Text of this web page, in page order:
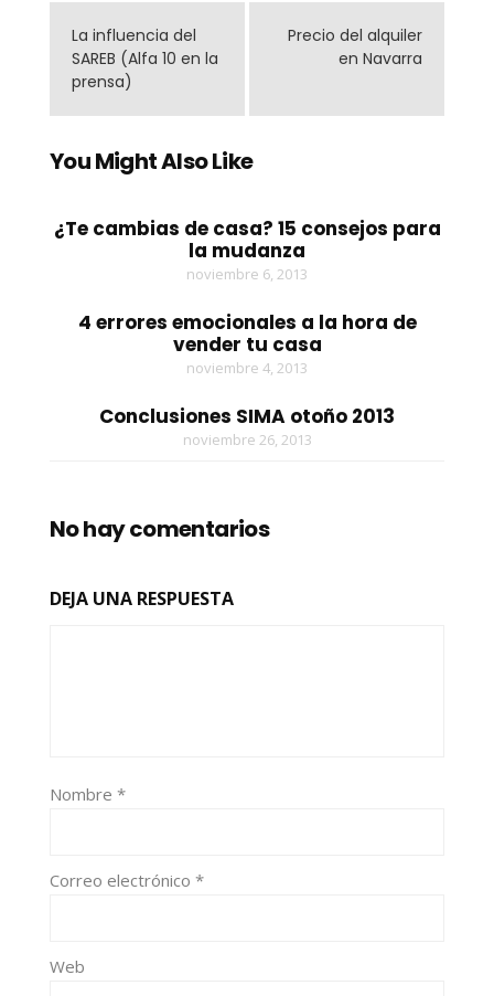
La influencia del
SAREB (Alfa 10 en la
prensa)
Precio del alquiler
en Navarra
You Might Also Like
¿Te cambias de casa? 15 consejos para
la mudanza
noviembre 6, 2013
4 errores emocionales a la hora de
vender tu casa
noviembre 4, 2013
Conclusiones SIMA otoño 2013
noviembre 26, 2013
No hay comentarios
DEJA UNA RESPUESTA
Nombre *
Correo electrónico *
Web